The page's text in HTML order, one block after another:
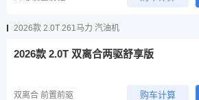
2026款 2.0T 261马力 汽油机
2026款 2.0T 双离合两驱舒享版
双离合 前置前驱 购车计算